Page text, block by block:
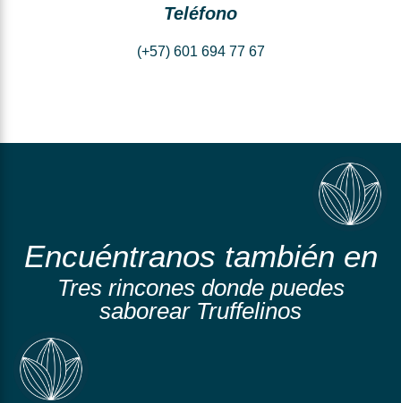
Teléfono
(+57) 601 694 77 67
Encuéntranos también en
Tres rincones donde puedes
saborear Truffelinos